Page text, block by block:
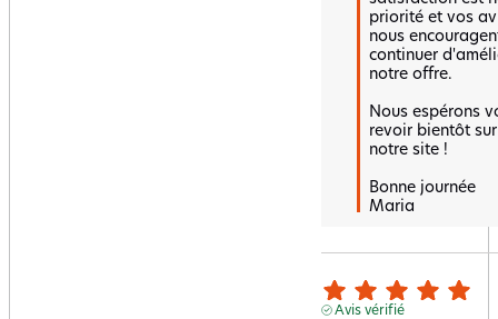
priorité et vos
nous
continuer
notre offre.
Nous espérons
revoir bientôt sur
notre site !
Bonne journée
Maria
Avis vérifié